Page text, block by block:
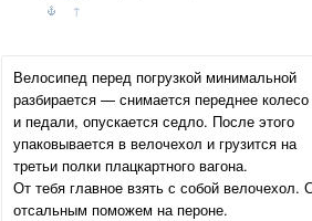
↑
Велосипед перед погрузкой минимальной
разбирается — снимается переднее колесо
и педали, опускается седло. После этого
упаковывается в велочехол и грузится на
третьи полки плацкартного вагона.
От тебя главное взять с собой велочехол.
отсальным поможем на пероне.